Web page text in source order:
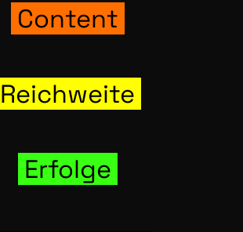
Con­tent
Reich­wei­te
Erfol­ge